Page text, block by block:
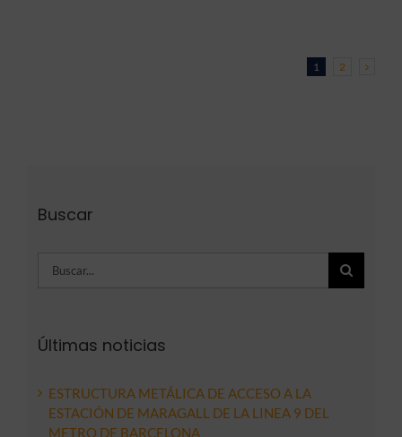
1 2
Buscar
Últimas noticias
ESTRUCTURA METÁLICA DE ACCESO A LA
ESTACIÓN DE MARAGALL DE LA LINEA 9 DEL
METRO DE BARCELONA